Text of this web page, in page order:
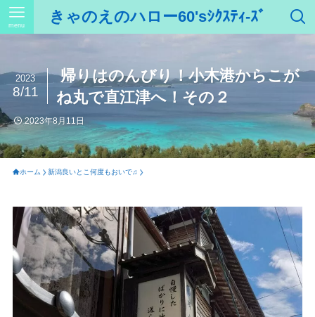
きゃのえのハロー60'sｼｸｽﾃｨ-ｽﾞ
menu
帰りはのんびり！小木港からこが
ね丸で直江津へ！その２
2023
8/11
2023年8月11日
ホーム 新潟良いとこ何度もおいで♫